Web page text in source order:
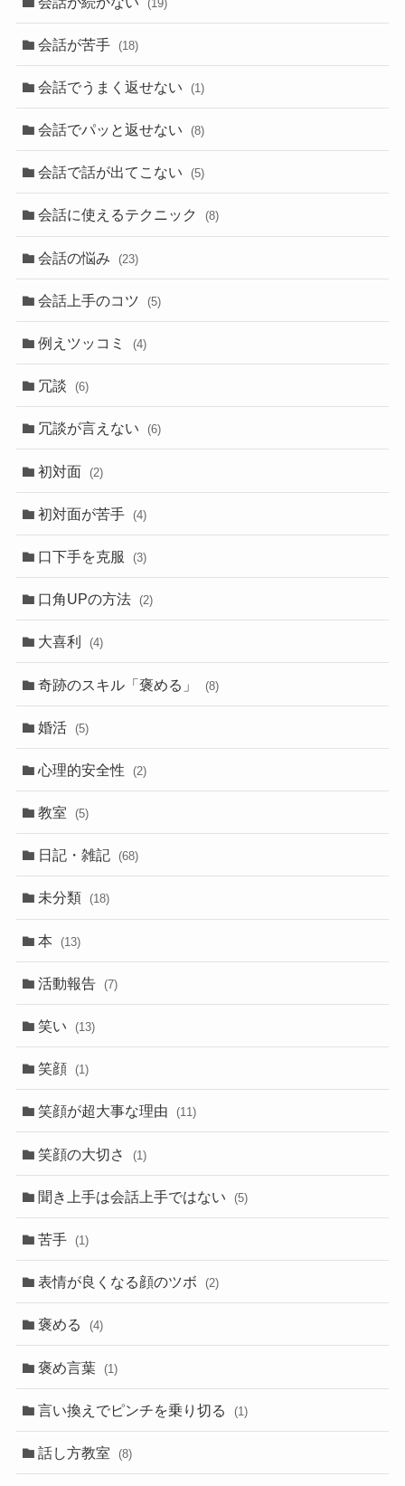
(19)
会話が苦手 (18)
会話でうまく返せない (1)
会話でパッと返せない (8)
会話で話が出てこない (5)
会話に使えるテクニック (8)
会話の悩み (23)
会話上手のコツ (5)
例えツッコミ (4)
冗談 (6)
冗談が言えない (6)
初対面 (2)
初対面が苦手 (4)
口下手を克服 (3)
口角UPの方法 (2)
大喜利 (4)
奇跡のスキル「褒める」 (8)
婚活 (5)
心理的安全性 (2)
教室 (5)
日記・雑記 (68)
未分類 (18)
本 (13)
活動報告 (7)
笑い (13)
笑顔 (1)
笑顔が超大事な理由 (11)
笑顔の大切さ (1)
聞き上手は会話上手ではない (5)
苦手 (1)
表情が良くなる顔のツボ (2)
褒める (4)
褒め言葉 (1)
言い換えでピンチを乗り切る (1)
話し方教室 (8)